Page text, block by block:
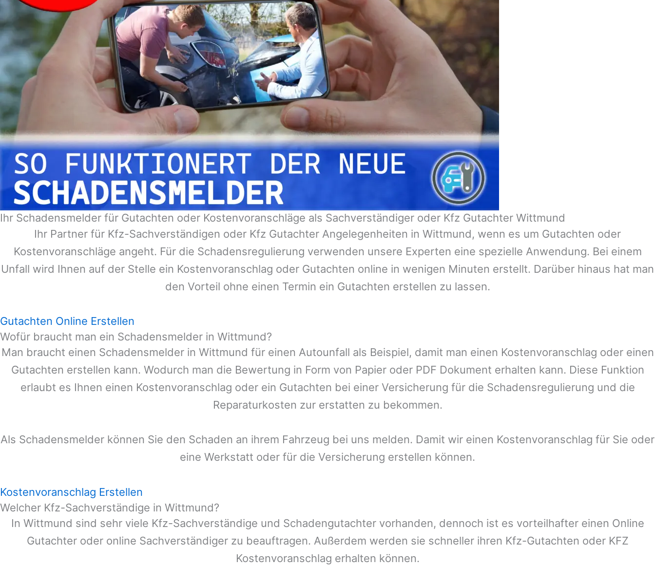
Ihr Schadensmelder für Gutachten oder Kostenvoranschläge als Sachverständiger oder Kfz Gutachter Wittmund
Ihr Partner für Kfz-Sachverständigen oder Kfz Gutachter Angelegenheiten in Wittmund, wenn es um Gutachten oder
Kostenvoranschläge angeht. Für die Schadensregulierung verwenden unsere Experten eine spezielle Anwendung. Bei einem
Unfall wird Ihnen auf der Stelle ein Kostenvoranschlag oder Gutachten online in wenigen Minuten erstellt. Darüber hinaus hat man
den Vorteil ohne einen Termin ein Gutachten erstellen zu lassen.
Gutachten Online Erstellen
Wofür braucht man ein Schadensmelder in Wittmund?
Man braucht einen Schadensmelder in Wittmund für einen Autounfall als Beispiel, damit man einen Kostenvoranschlag oder einen
Gutachten erstellen kann. Wodurch man die Bewertung in Form von Papier oder PDF Dokument erhalten kann. Diese Funktion
erlaubt es Ihnen einen Kostenvoranschlag oder ein Gutachten bei einer Versicherung für die Schadensregulierung und die
Reparaturkosten zur erstatten zu bekommen.
Als Schadensmelder können Sie den Schaden an ihrem Fahrzeug bei uns melden. Damit wir einen Kostenvoranschlag für Sie oder
eine Werkstatt oder für die Versicherung erstellen können.
Kostenvoranschlag Erstellen
Welcher Kfz-Sachverständige in Wittmund?
In Wittmund sind sehr viele Kfz-Sachverständige und Schadengutachter vorhanden, dennoch ist es vorteilhafter einen Online
Gutachter oder online Sachverständiger zu beauftragen. Außerdem werden sie schneller ihren Kfz-Gutachten oder KFZ
Kostenvoranschlag erhalten können.